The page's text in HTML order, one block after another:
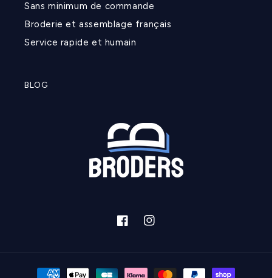
Sans minimum de commande
Broderie et assemblage français
Service rapide et humain
BLOG
FacebookInstagram
Moyens